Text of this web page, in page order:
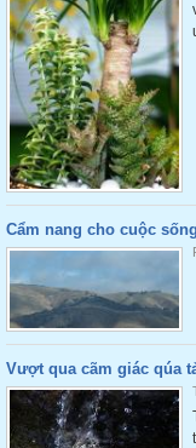
Cẩm nang cho cuộc sống
Vượt qua cãm giác qúa